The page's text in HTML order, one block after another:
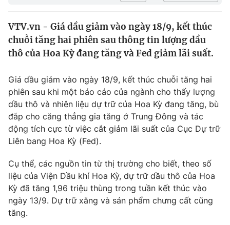
Thế giới
Thế giới đó đây
Câu chuyện quốc tế
Kinh tế
Tài chính
Thị trường
Góc doanh nghiệp
Dữ liệu và đời sống
Truyền hình
Phim VTV
Hậu trường
Nhân vật
Giải trí
Điện ảnh
Âm nhạc
Đời sống
Du lịch
VTV.vn - Giá dầu giảm vào ngày 18/9, kết thúc
chuỗi tăng hai phiên sau thông tin lượng dầu
thô của Hoa Kỳ đang tăng và Fed giảm lãi suất.
Giá dầu giảm vào ngày 18/9, kết thúc chuỗi tăng hai
phiên sau khi một báo cáo của ngành cho thấy lượng
dầu thô và nhiên liệu dự trữ của Hoa Kỳ đang tăng, bù
đắp cho căng thẳng gia tăng ở Trung Đông và tác
động tích cực từ việc cắt giảm lãi suất của Cục Dự trữ
Liên bang Hoa Kỳ (Fed).
Cụ thể, các nguồn tin từ thị trường cho biết, theo số
liệu của Viện Dầu khí Hoa Kỳ, dự trữ dầu thô của Hoa
Kỳ đã tăng 1,96 triệu thùng trong tuần kết thúc vào
ngày 13/9. Dự trữ xăng và sản phẩm chưng cất cũng
tăng.